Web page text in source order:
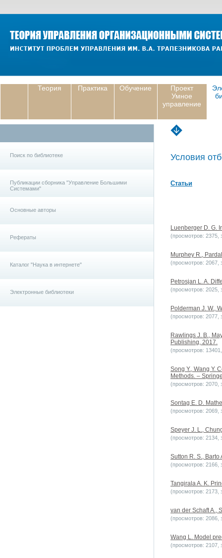
Теория Практика Обучение
Проект
Умное
управление
Поиск по библиотеке
Публикации сборника "Управление Большими
Системами"
Основные авторы
Рефераты
Каталог "Наука в интернете"
Электронные библиотеки
Условия
Статьи
Luenberger D. G.
(просмотров: 2375,
Murphey R.,
(просмотров: 2067,
Petrosjan L. A.
(просмотров: 2025,
Polderman J. W.,
(просмотров: 2077,
Rawlings J. B.,
Publishing, 2017.
(просмотров:
Song Y., Wang Y.
Methods. –
(просмотров: 2070,
Sontag E. D.
(просмотров: 2069,
Speyer J. L.,
(просмотров: 2134,
Sutton R. S.,
(просмотров: 2166,
Tangirala A. K.
(просмотров: 2173,
van der Schaft A.,
(просмотров: 2086,
Wang L. Model
(просмотров: 2107,